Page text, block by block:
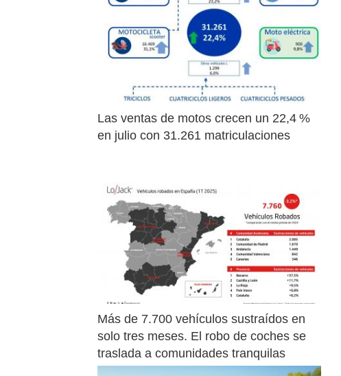
Las ventas de motos crecen un 22,4 %
en julio con 31.261 matriculaciones
Más de 7.700 vehículos sustraídos en
solo tres meses. El robo de coches se
traslada a comunidades tranquilas